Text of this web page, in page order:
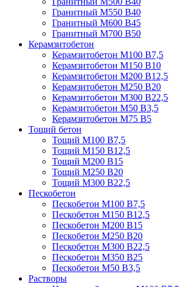
Гранитный М550 В40
Гранитный М600 В45
Гранитный М700 В50
Керамзитобетон
Керамзитобетон М100 В7,5
Керамзитобетон М150 В10
Керамзитобетон М200 В12,5
Керамзитобетон М250 В20
Керамзитобетон М300 В22,5
Керамзитобетон М50 В3,5
Керамзитобетон М75 В5
Тощий бетон
Тощий М100 В7,5
Тощий М150 В12,5
Тощий М200 В15
Тощий М250 В20
Тощий М300 В22,5
Пескобетон
Пескобетон М100 В7,5
Пескобетон М150 В12,5
Пескобетон М200 В15
Пескобетон М250 В20
Пескобетон М300 В22,5
Пескобетон М350 В25
Пескобетон М50 В3,5
Растворы